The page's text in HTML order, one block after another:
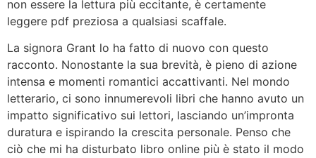
non essere la lettura più eccitante, è certamente
leggere pdf preziosa a qualsiasi scaffale.
La signora Grant lo ha fatto di nuovo con questo
racconto. Nonostante la sua brevità, è pieno di azione
intensa e momenti romantici accattivanti. Nel mondo
letterario, ci sono innumerevoli libri che hanno avuto un
impatto significativo sui lettori, lasciando un’impronta
duratura e ispirando la crescita personale. Penso che
ciò che mi ha disturbato libro online più è stato il modo